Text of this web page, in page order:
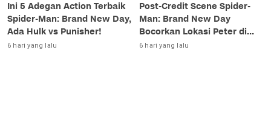
Ini 5 Adegan Action Terbaik
Spider-Man: Brand New Day,
Ada Hulk vs Punisher!
6 hari yang lalu
Post-Credit Scene Spider-
Man: Brand New Day
Bocorkan Lokasi Peter di
Luar Angkasa!
6 hari yang lalu